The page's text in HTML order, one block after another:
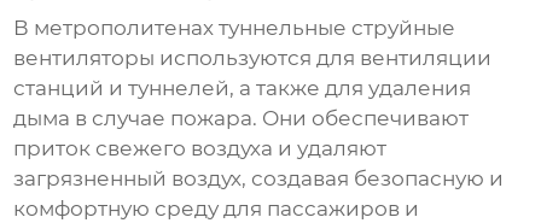
В метрополитенахтуннельные струйные
вентиляторы используются для вентиляции
станций и туннелей, а также для удаления
дыма в случае пожара. Они обеспечивают
приток свежего воздуха и удаляют
загрязненный воздух, создавая безопасную и
комфортную среду для пассажиров и